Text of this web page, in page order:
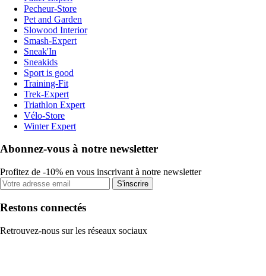
Pecheur-Store
Pet and Garden
Slowood Interior
Smash-Expert
Sneak'In
Sneakids
Sport is good
Training-Fit
Trek-Expert
Triathlon Expert
Vélo-Store
Winter Expert
Abonnez-vous à notre newsletter
Profitez de -10% en vous inscrivant à notre newsletter
S'inscrire
Restons connectés
Retrouvez-nous sur les réseaux sociaux